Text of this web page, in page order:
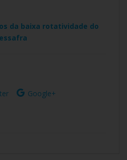
da baixa rotatividade do
Google+